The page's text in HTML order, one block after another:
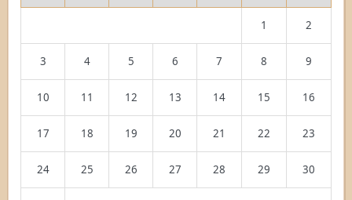
1 2
3 4 5 6 7 8 9
10 11 12 13 14 15 16
17 18 19 20 21 22 23
24 25 26 27 28 29 30